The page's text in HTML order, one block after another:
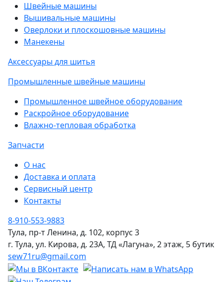
Швейные машины
Вышивальные машины
Оверлоки и плоскошовные машины
Манекены
Аксессуары для шитья
Промышленные швейные машины
Промышленное швейное оборудование
Раскройное оборудование
Влажно-тепловая обработка
Запчасти
О нас
Доставка и оплата
Сервисный центр
Контакты
8-910-553-9883
Тула, пр-т Ленина, д. 102, корпус 3
г. Тула, ул. Кирова, д. 23А, ТД «Лагуна», 2 этаж, 5 бутик
sew71ru@gmail.com